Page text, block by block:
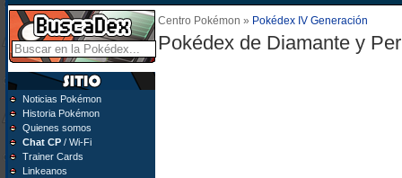
Noticias Pokémon
Historia Pokémon
Quienes somos
Chat CP/ Wi-Fi
Trainer Cards
Linkeanos
Centro Pokémon » Pokédex IV Generación
Pokédex de Diamante y